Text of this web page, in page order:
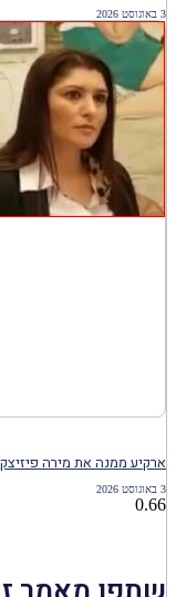
3 באוגוסט 2026
ארקיע ממנה את מירה
3 באוגוסט 2026